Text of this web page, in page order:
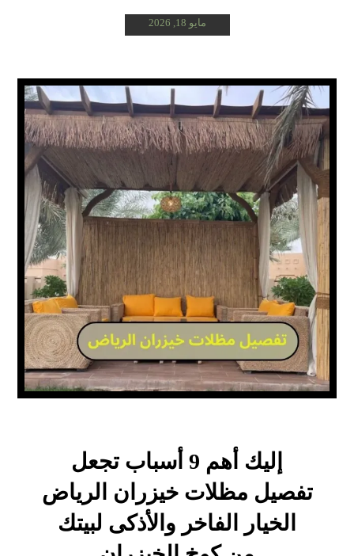
مايو 18, 2026
إليك أهم 9 أسباب تجعل
تفصيل مظلات خيزران الرياض
الخيار الفاخر والأذكى لبيتك